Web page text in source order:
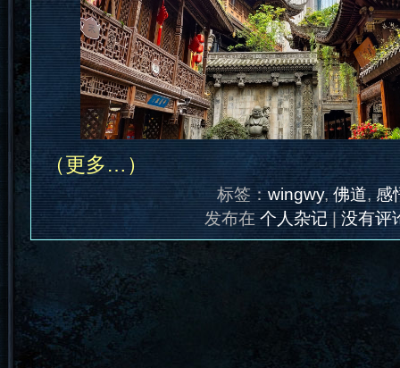
（更多…）
标签：wingwy,佛道,感
发布在个人杂记|没有评